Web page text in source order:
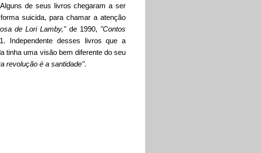
de seus livros chegaram a ser
suicida, para chamar a atenção
de Lori Lamby,"de 1990, "Contos
Independente desses livros que a
tinha uma visão bem diferente do seu
revolução é a santidade".